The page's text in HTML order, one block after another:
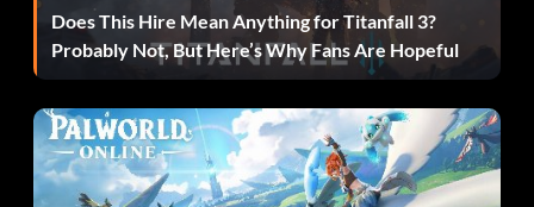
Does This Hire Mean Anything for Titanfall 3?
Probably Not, But Here’s Why Fans Are Hopeful